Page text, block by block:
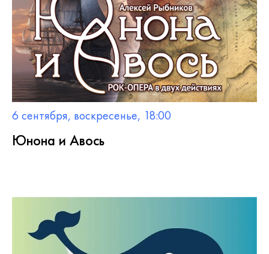
6 сентября, воскресенье, 18:00
Юнона и Авось